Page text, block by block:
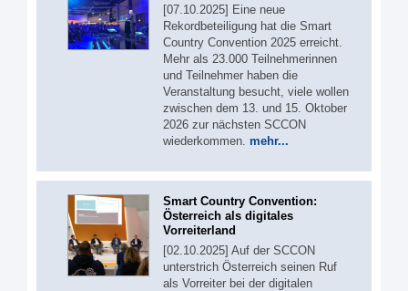
[07.10.2025] Eine neue
Rekordbeteiligung hat die Smart
Country Convention 2025 erreicht.
Mehr als 23.000 Teilnehmerinnen
und Teilnehmer haben die
Veranstaltung besucht, viele wollen
zwischen dem 13. und 15. Oktober
2026 zur nächsten SCCON
wiederkommen. mehr...
Smart Country Convention:
Österreich als digitales
Vorreiterland
[02.10.2025] Auf der SCCON
unterstrich Österreich seinen Ruf
als Vorreiter bei der digitalen